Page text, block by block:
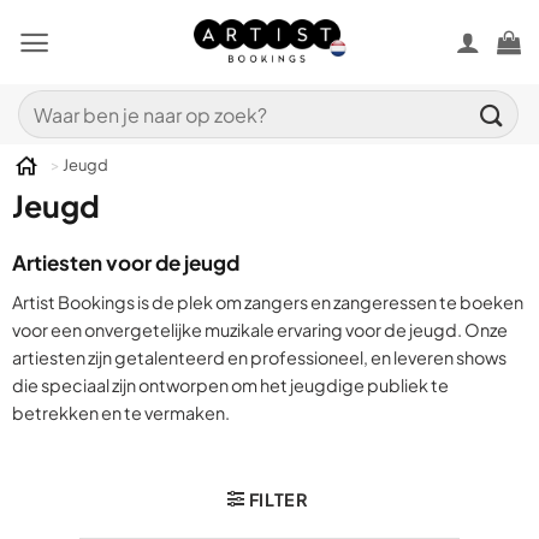
naar
Zoeken
naar:
> Jeugd
Jeugd
Artiesten voor de jeugd
Artist Bookings is de plek om zangers en zangeressen te boeken
voor een onvergetelijke muzikale ervaring voor de jeugd. Onze
artiesten zijn getalenteerd en professioneel, en leveren shows
die speciaal zijn ontworpen om het jeugdige publiek te
betrekken en te vermaken.
FILTER